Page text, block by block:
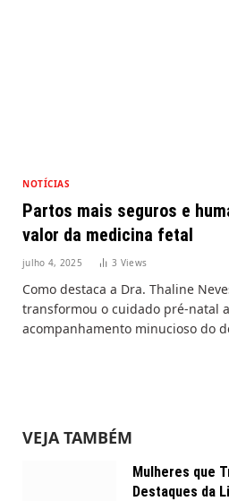
NOTÍCIAS
Partos mais seguros e
valor da medicina fetal
julho 4, 2025 3 Views
Como destaca a Dra. Thaline
transformou o cuidado pré-natal
acompanhamento minucioso do
VEJA TAMBÉM
Mulheres que
Destaques da